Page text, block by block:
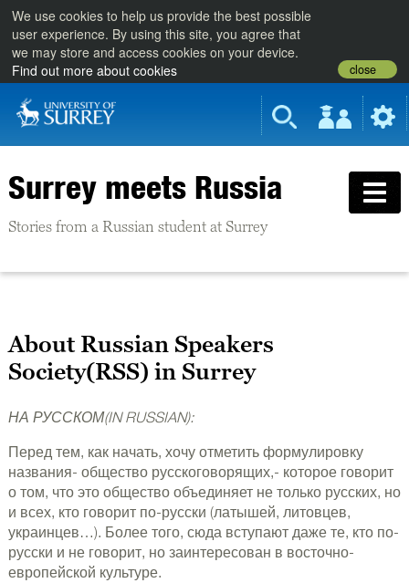
We use cookies to help us provide the best possible
user experience. By using this site, you agree that
we may store and access cookies on your device.
Find out more about cookies
close
Surrey meets Russia
Stories from a Russian student at Surrey
About Russian Speakers
Society(RSS) in Surrey
НА РУССКОМ(IN RUSSIAN):
Перед тем, как начать, хочу отметить формулировку
названия- общество русскоговорящих,- которое говорит
о том, что это общество объединяет не только русских, но
и всех, кто говорит по-русски (латышей, литовцев,
украинцев…). Более того, сюда вступают даже те, кто по-
русски и не говорит, но заинтересован в восточно-
европейской культуре.